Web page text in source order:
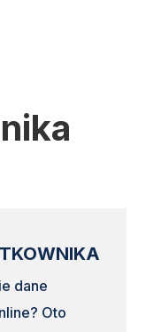
dane
Oto